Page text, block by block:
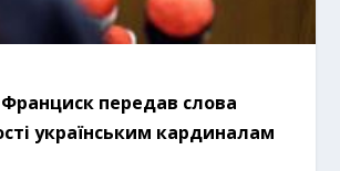
передав слова
українським кардиналам